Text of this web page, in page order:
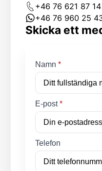
+46 76 621 87 14
+46 76 960 25
Skicka ett
Namn *
E-post *
Telefon